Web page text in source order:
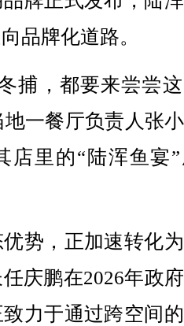
品牌化道路。
，都要来尝尝这
地一餐厅负责人张
店里的“陆浑鱼宴
，正加速转化
庆鹏在2026年政
力于通过跨空间